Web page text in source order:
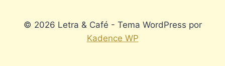
© 2026 Letra & Café - Tema WordPress por
Kadence WP